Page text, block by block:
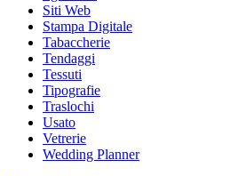
Siti Web
Stampa Digitale
Tabaccherie
Tendaggi
Tessuti
Tipografie
Traslochi
Usato
Vetrerie
Wedding Planner